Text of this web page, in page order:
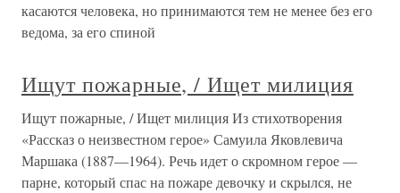
касаются человека, но принимаются тем не менее без его
ведома, за его спиной
Ищут пожарные, / Ищет милиция
Ищут пожарные, / Ищет милиция Из стихотворения
«Рассказ о неизвестном герое» Самуила Яковлевича
Маршака (1887—1964). Речь идет о скромном герое —
парне, который спас на пожаре девочку и скрылся, не